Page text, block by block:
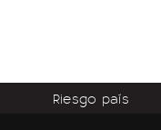
Riesgo país